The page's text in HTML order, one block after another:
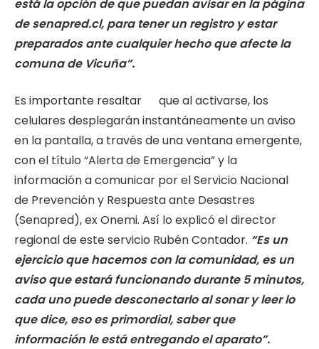
está la opción de que puedan avisar en la página
de senapred.cl, para tener un registro y estar
preparados ante cualquier hecho que afecte la
comuna de Vicuña”.
Es importante resaltar que al activarse, los
celulares desplegarán instantáneamente un aviso
en la pantalla, a través de una ventana emergente,
con el título “Alerta de Emergencia” y la
información a comunicar por el Servicio Nacional
de Prevención y Respuesta ante Desastres
(Senapred), ex Onemi. Así lo explicó el director
regional de este servicio Rubén Contador. “Es un
ejercicio que hacemos con la comunidad, es un
aviso que estará funcionando durante 5 minutos,
cada uno puede desconectarlo al sonar y leer lo
que dice, eso es primordial, saber que
información le está entregando el aparato”.